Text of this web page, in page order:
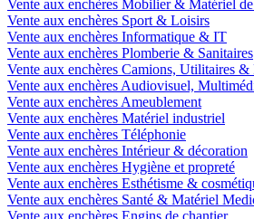
Vente aux enchères Mobilier & Matériel
Vente aux enchères Sport & Loisirs
Vente aux enchères Informatique & IT
Vente aux enchères Plomberie & Sanitaires
Vente aux enchères Camions, Utilitaires &
Vente aux enchères Audiovisuel,
Vente aux enchères Ameublement
Vente aux enchères Matériel industriel
Vente aux enchères Téléphonie
Vente aux enchères Intérieur & décoration
Vente aux enchères Hygiène et propreté
Vente aux enchères Esthétisme &
Vente aux enchères Santé & Matériel
Vente aux enchères Engins de chantier